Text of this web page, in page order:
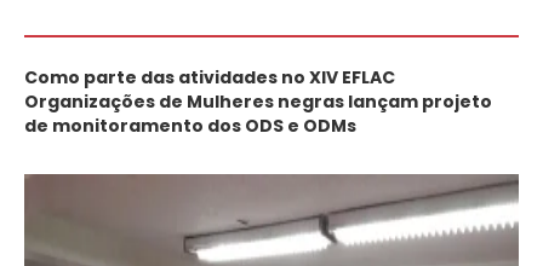
Como parte das atividades no XIV EFLAC
Organizações de Mulheres negras lançam projeto
de monitoramento dos ODS e ODMs